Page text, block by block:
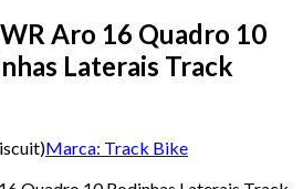
Aro 16 Quadro 10
Laterais Track
)Marca: Track Bike